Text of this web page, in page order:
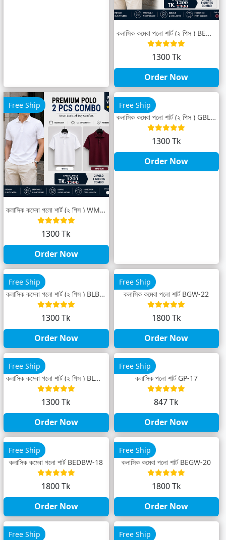
ক্লাসিক কম্বো পলো শার্ট (২ পিস ) BEM-26
1300 Tk
Order Now
Free Ship
ক্লাসিক কম্বো পলো শার্ট (২ পিস ) WM-25
1300 Tk
Order Now
Free Ship
ক্লাসিক কম্বো পলো শার্ট (২ পিস ) GBL-24
1300 Tk
Order Now
Free Ship
ক্লাসিক কম্বো পলো শার্ট (২ পিস ) BLB-23
1300 Tk
Order Now
Free Ship
ক্লাসিক কম্বো পলো শার্ট BGW-22
1800 Tk
Order Now
Free Ship
ক্লাসিক কম্বো পলো শার্ট (২ পিস ) BLM-22
1300 Tk
Order Now
Free Ship
ক্লাসিক পলো শার্ট GP-17
847 Tk
Order Now
Free Ship
ক্লাসিক কম্বো পলো শার্ট BEDBW-18
1800 Tk
Order Now
Free Ship
ক্লাসিক কম্বো পলো শার্ট BEGW-20
1800 Tk
Order Now
Free Ship
Free Ship